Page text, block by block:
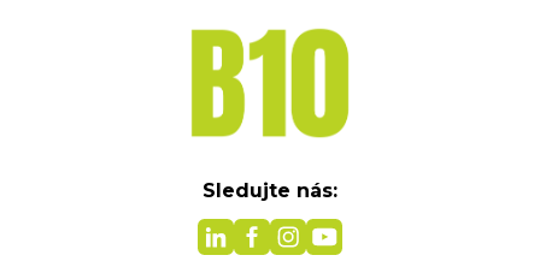
Sledujte nás: